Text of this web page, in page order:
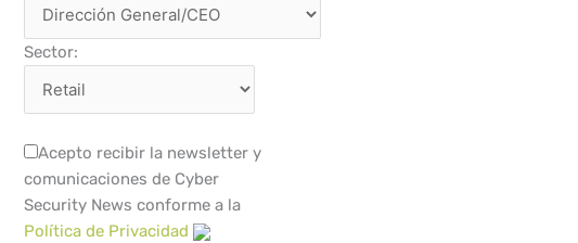
Sector:
Acepto recibir la newsletter y
comunicaciones de Cyber
Security News conforme a la
Política de Privacidad